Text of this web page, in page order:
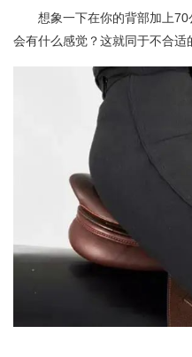
想象一下在你的背部加上
会有什么感觉？这就同于不合适